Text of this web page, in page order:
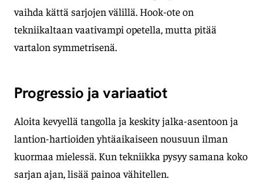
vaihda kättä sarjojen välillä. Hook-ote on
tekniikaltaan vaativampi opetella, mutta pitää
vartalon symmetrisenä.
Progressio ja variaatiot
Aloita kevyellä tangolla ja keskity jalka-asentoon ja
lantion-hartioiden yhtäaikaiseen nousuun ilman
kuormaa mielessä. Kun tekniikka pysyy samana koko
sarjan ajan, lisää painoa vähitellen.